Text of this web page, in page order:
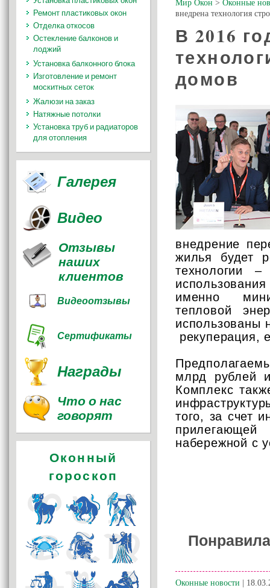
Мир Окон > Оконные
внедрена технология
В 2016
домов
внедрение
жилья будет
технологии
именно
тепловой
использованы
рекуперация,
млрд рублей
Комплекс
того, за счет
набережной с
Оконные новости |
Ремонт пластиковых окон
Отделка откосов
Остекление балконов и
лоджий
Установка балконного блока
Изготовление и ремонт
москитных сеток
Жалюзи на заказ
Натяжные потолки
Установка труб и радиаторов
для отопления
Галерея
Видео
Отзывы
наших
клиентов
Видеоотзывы
Сертификаты
Награды
Что о нас
говорят
Оконный
гороскоп